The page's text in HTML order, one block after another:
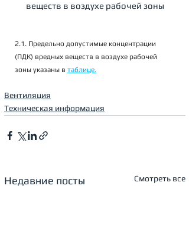
веществ в воздухе рабочей зоны
2.1. Предельно допустимые концентрации
(ПДК) вредных веществ в воздухе рабочей
зоны указаны в таблице.
Вентиляция
Техническая информация
Недавние посты Смотреть все